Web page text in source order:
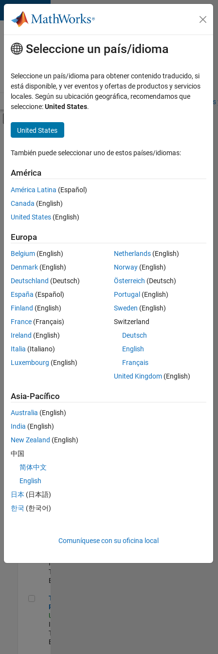
Saltar al contenido
Ofertas
de
empleo
MathWorks
Visión general Búsqueda de empleo Oficinas locales
Contenido principal
FILTRADO POR
Ordenar por
Guardar
empleos
seleccionados
No se
han
traducido
todos
los
empleos.
Busque
por
ubicación
todos
empleos
en su
zona.
Principal IAM/AD Engineer
US-MA-Natick
Technology |
Senior CRM
Analyst
Information
Technology |
Experimentado
Technical Product Owner
Technical
Product Owner
US-MA-Natick
Information
Technology |
Experimentado
Seleccione un país/idioma
Seleccione un país/idioma para obtener contenido traducido, si
está disponible, y ver eventos y ofertas de productos y servicios
locales. Según su ubicación geográfica, recomendamos que
seleccione:United States.
United States
También puede seleccionar uno de estos países/idiomas:
América
América Latina (Español)
Canada (English)
United States (English)
Europa
Belgium (English)
Denmark (English)
Deutschland (Deutsch)
España (Español)
Finland (English)
France (Français)
Ireland (English)
Italia (Italiano)
Luxembourg (English)
Netherlands(English)
Norway(English)
Österreich (Deutsch)
Portugal (English)
Sweden (English)
Switzerland
Deutsch
English
Français
United Kingdom(English)
Asia-Pacífico
Australia (English)
India (English)
New Zealand (English)
中国
简体中文
English
日本 (日本語)
한국 (한국어)
Comuníquese con su oficina local